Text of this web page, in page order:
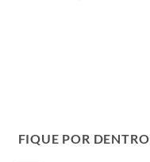
FIQUE POR DENTRO